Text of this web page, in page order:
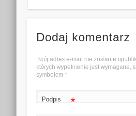
Dodaj komentarz
Twój adres e-mail nie zostanie
których wypełnienie jest wymagane,
symbolem *
Podpis *